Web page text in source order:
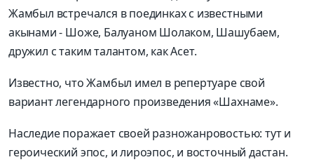
Жамбыл встречался в поединках с известными
акынами - Шоже, Балуаном Шолаком, Шашубаем,
дружил с таким талантом, как Асет.
Известно, что Жамбыл имел в репертуаре свой
вариант легендарного произведения «Шахнаме».
Наследие поражает своей разножанровостью: тут и
героический эпос, и лироэпос, и восточный дастан.